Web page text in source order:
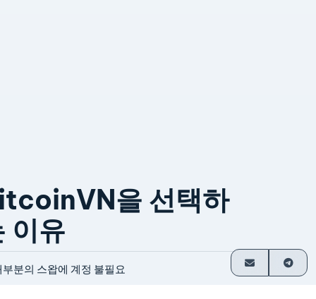
을 선택하
이유
부분의 스왑에 계정 불필요